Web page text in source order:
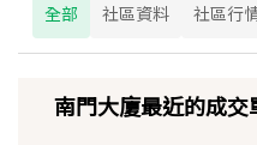
全部 社區資料 社區行
南門大廈最近的成交